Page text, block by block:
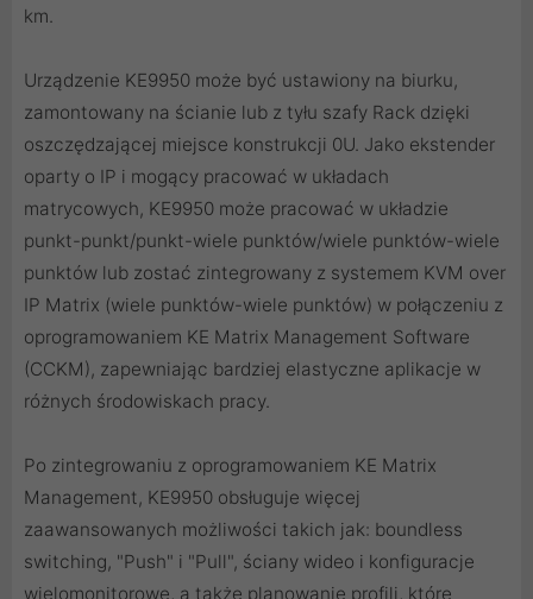
km.
Urządzenie KE9950 może być ustawiony na biurku,
zamontowany na ścianie lub z tyłu szafy Rack dzięki
oszczędzającej miejsce konstrukcji 0U. Jako ekstender
oparty o IP i mogący pracować w układach
matrycowych, KE9950 może pracować w układzie
punkt-punkt/punkt-wiele punktów/wiele punktów-wiele
punktów lub zostać zintegrowany z systemem KVM over
IP Matrix (wiele punktów-wiele punktów) w połączeniu z
oprogramowaniem KE Matrix Management Software
(CCKM), zapewniając bardziej elastyczne aplikacje w
różnych środowiskach pracy.
Po zintegrowaniu z oprogramowaniem KE Matrix
Management, KE9950 obsługuje więcej
zaawansowanych możliwości takich jak: boundless
switching, "Push" i "Pull", ściany wideo i konfiguracje
wielomonitorowe, a także planowanie profili, które